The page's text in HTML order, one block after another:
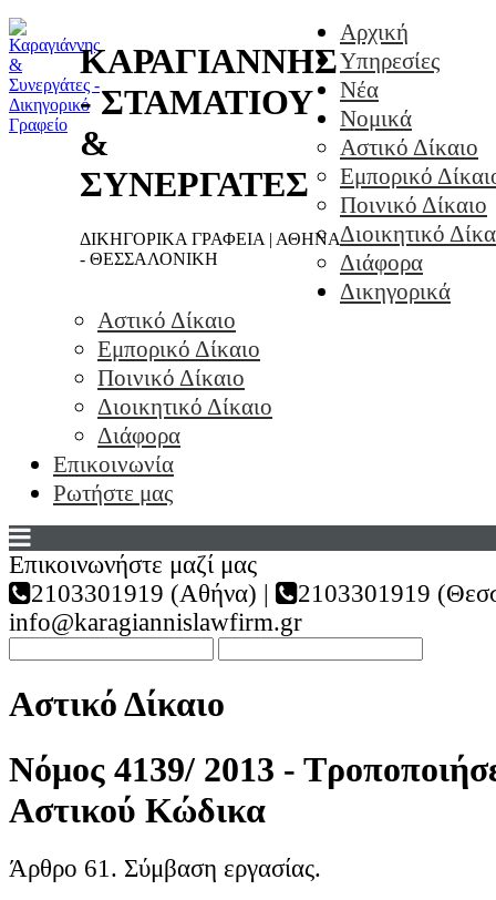
ΚΑΡΑΓΙΑΝΝΗΣ
- ΣΤΑΜΑΤΙΟΥ
&
ΣΥΝΕΡΓΑΤΕΣ
ΔΙΚΗΓΟΡΙΚΑ ΓΡΑΦΕΙΑ | ΑΘΗΝΑ
- ΘΕΣΣΑΛΟΝΙΚΗ
Αρχική
Υπηρεσίες
Νέα
Νομικά
Αστικό Δίκαιο
Εμπορικό
Ποινικό Δίκαιο
Διοικητικό
Διάφορα
Δικηγορικά
Αστικό Δίκαιο
Εμπορικό Δίκαιο
Ποινικό Δίκαιο
Διοικητικό Δίκαιο
Διάφορα
Επικοινωνία
Ρωτήστε μας
Επικοινωνήστε μαζί μας
2103301919 (Αθήνα) |
2103301919
info@karagiannislawfirm.gr
Αστικό Δίκαιο
Νόμος 4139/ 2013 -
Αστικού Κώδικα
Άρθρο 61. Σύμβαση εργασίας.